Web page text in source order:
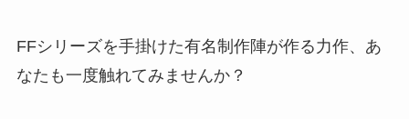
FFシリーズを手掛けた有名制作陣が作る力作、あ
なたも一度触れてみませんか？